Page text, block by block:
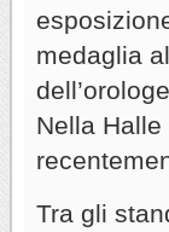
medaglia
Nella
Tra gli